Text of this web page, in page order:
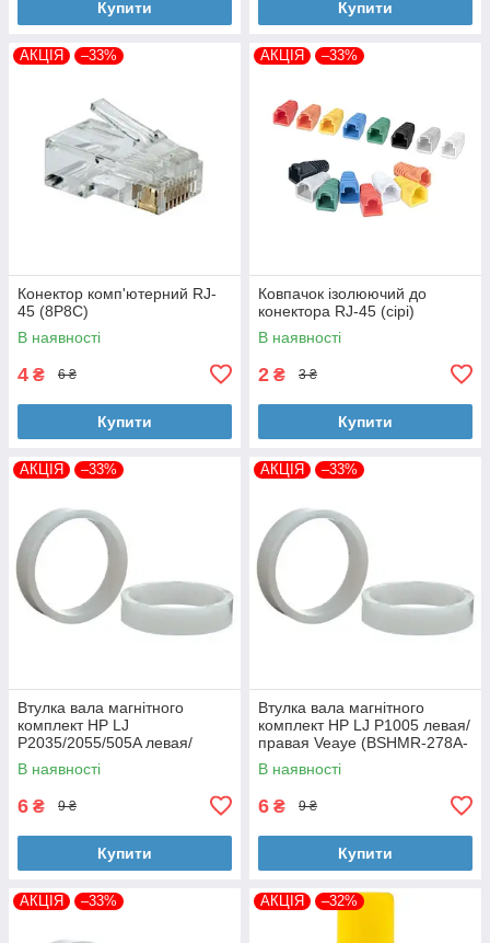
Купити Купити
АКЦІЯ –33%
Конектор комп'ютерний RJ-
45 (8P8C)
В наявності
4 ₴ 6 ₴
Купити
АКЦІЯ –33%
Ковпачок ізолюючий до
конектора RJ-45 (сірі)
В наявності
2 ₴ 3 ₴
Купити
АКЦІЯ –33%
Втулка вала магнітного
комплект HP LJ
P2035/2055/505A левая/
правая Veaye (BSHMR-505A-
VE)
В наявності
6 ₴ 9 ₴
Купити
АКЦІЯ –33%
Втулка вала магнітного
комплект HP LJ P1005 левая/
правая Veaye (BSHMR-278A-
VE)
В наявності
6 ₴ 9 ₴
Купити
АКЦІЯ –33% АКЦІЯ –32%